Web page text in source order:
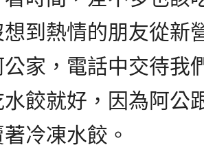
到熱情的朋友從新
家，電話中交待我
水餃就好，因為阿公
冷凍水餃。